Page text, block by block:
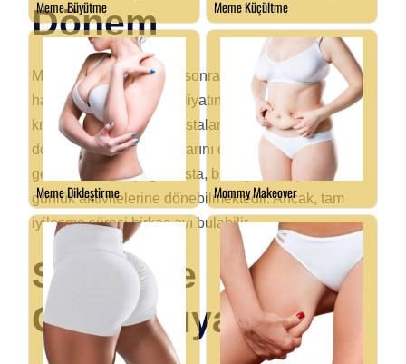
Dönem
Meme protezi ameliyatı sonrası iyileşme süreci,
hastanın sağlığı ve ameliyatın başarısı açısından
kritik öneme sahiptir. Hastaların ameliyat sonrası
dönemde doktor talimatlarını dikkatle izlemesi
gerekmektedir. Çoğu hasta, birkaç hafta içinde
günlük aktivitelerine dönebilmektedir. Ancak, tam
iyileşme süreci birkaç ayı bulabilir.
Sonuç ve
Okuyucuya Çağrı